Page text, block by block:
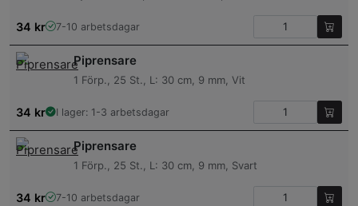
34 kr 7-10 arbetsdagar
Piprensare
1 Förp., 25 St., L: 30 cm, 9 mm, Vit
34 kr I lager: 1-3 arbetsdagar
Piprensare
1 Förp., 25 St., L: 30 cm, 9 mm, Svart
34 kr 7-10 arbetsdagar